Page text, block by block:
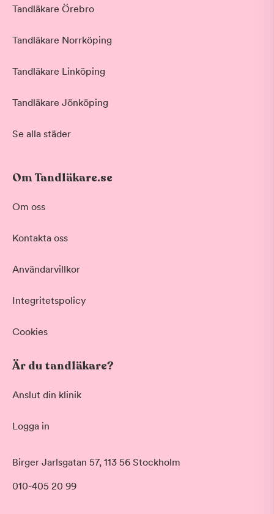
Behandling
Akut tandvård
Grundlig kontroll av tänder och tandkött
Professionell rengöring och puts
Skonsam blekning för vitare tänder
Datum
Tid på dagen
Morgon
Förmiddag
Tandläkare Örebro
Tandläkare Norrköping
Tandläkare Linköping
Tandläkare Jönköping
Se alla städer
Om Tandläkare.se
Om oss
Kontakta oss
Användarvillkor
Integritetspolicy
Cookies
Är du tandläkare?
Anslut din klinik
Logga in
Birger Jarlsgatan 57, 113 56 Stockholm
010-405 20 99